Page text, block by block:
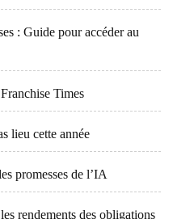
: Guide pour accéder au
Times
lieu cette année
promesses de l’IA
rendements des obligations